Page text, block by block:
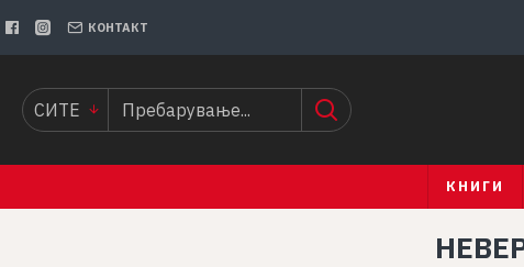
КОНТАКТ
СИТЕ
КНИГИ